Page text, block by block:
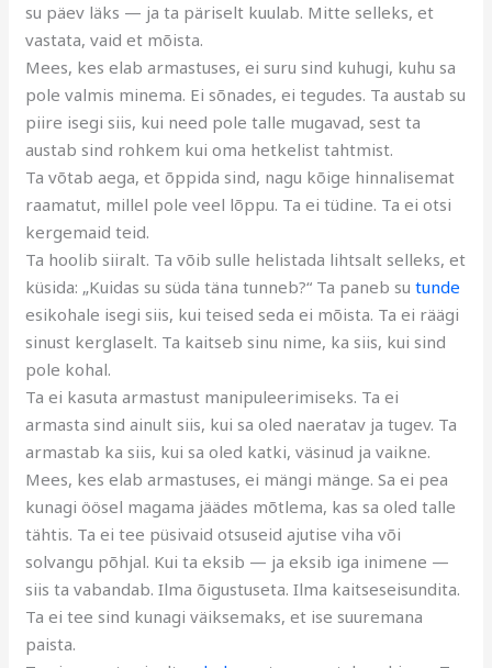
su päev läks — ja ta päriselt kuulab. Mitte selleks, et
vastata, vaid et mõista.
Mees, kes elab armastuses, ei suru sind kuhugi, kuhu sa
pole valmis minema. Ei sõnades, ei tegudes. Ta austab su
piire isegi siis, kui need pole talle mugavad, sest ta
austab sind rohkem kui oma hetkelist tahtmist.
Ta võtab aega, et õppida sind, nagu kõige hinnalisemat
raamatut, millel pole veel lõppu. Ta ei tüdine. Ta ei otsi
kergemaid teid.
Ta hoolib siiralt. Ta võib sulle helistada lihtsalt selleks, et
küsida: „Kuidas su süda täna tunneb?“ Ta paneb sutunde
esikohale isegi siis, kui teised seda ei mõista. Ta ei räägi
sinust kerglaselt. Ta kaitseb sinu nime, ka siis, kui sind
pole kohal.
Ta ei kasuta armastust manipuleerimiseks. Ta ei
armasta sind ainult siis, kui sa oled naeratav ja tugev. Ta
armastab ka siis, kui sa oled katki, väsinud ja vaikne.
Mees, kes elab armastuses, ei mängi mänge. Sa ei pea
kunagi öösel magama jäädes mõtlema, kas sa oled talle
tähtis. Ta ei tee püsivaid otsuseid ajutise viha või
solvangu põhjal. Kui ta eksib — ja eksib iga inimene —
siis ta vabandab. Ilma õigustuseta. Ilma kaitseseisundita.
Ta ei tee sind kunagi väiksemaks, et ise suuremana
paista.